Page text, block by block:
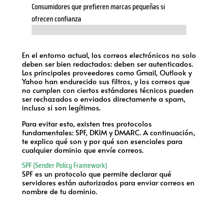
Consumidores que prefieren marcas pequeñas si
ofrecen confianza
En el entorno actual, los correos electrónicos no solo
deben ser bien redactados: deben ser autenticados.
Los principales proveedores como Gmail, Outlook y
Yahoo han endurecido sus filtros, y los correos que
no cumplen con ciertos estándares técnicos pueden
ser rechazados o enviados directamente a spam,
incluso si son legítimos.
Para evitar esto, existen tres protocolos
fundamentales: SPF, DKIM y DMARC. A continuación,
te explico qué son y por qué son esenciales para
cualquier dominio que envíe correos.
SPF (Sender Policy Framework)
SPF es un protocolo que permite declarar qué
servidores están autorizados para enviar correos en
nombre de tu dominio.